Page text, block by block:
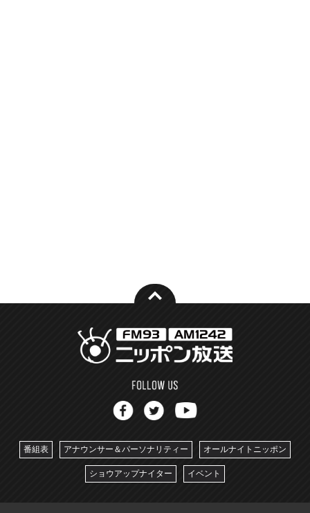
番組表 アナウンサー＆パーソナリティー オールナイトニッポン
ショウアップナイター イベント